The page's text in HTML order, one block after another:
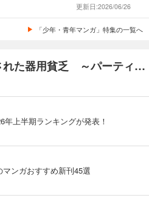
更新日:2026/06/26
「少年・青年マンガ」特集の一覧へ
勇者パーティを追い出された器用貧乏 ～パーティ事情で付与術士をやっていた剣士、万能へと至る～
年上半期ランキングが発表！
ンガおすすめ新刊45選